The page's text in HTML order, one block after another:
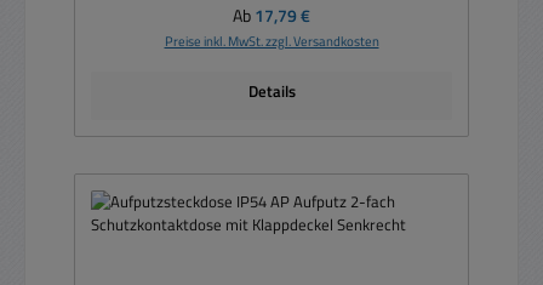
Regulärer Preis:
Ab17,79 €
Preise inkl. MwSt. zzgl. Versandkosten
Details